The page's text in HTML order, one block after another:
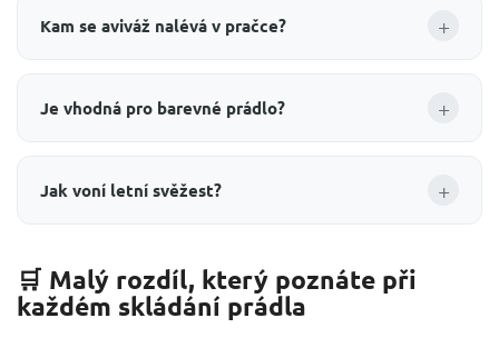
Kam se aviváž nalévá v pračce? +
Je vhodná pro barevné prádlo? +
Jak voní letní svěžest? +
🛒 Malý rozdíl, který poznáte při
každém skládání prádla